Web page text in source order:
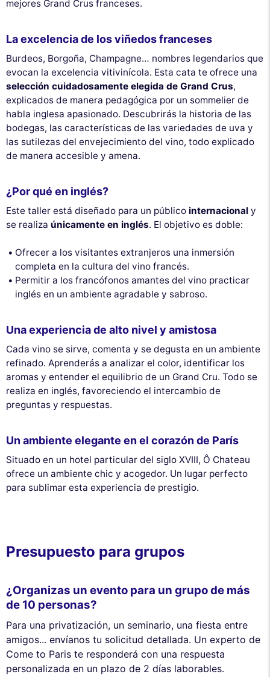
mejores Grand Crus franceses.
La excelencia de los viñedos franceses
Burdeos, Borgoña, Champagne… nombres legendarios que
evocan la excelencia vitivinícola. Esta cata te ofrece una
selección cuidadosamente elegida de Grand Crus,
explicados de manera pedagógica por un sommelier de
habla inglesa apasionado. Descubrirás la historia de las
bodegas, las características de las variedades de uva y
las sutilezas del envejecimiento del vino, todo explicado
de manera accesible y amena.
¿Por qué en inglés?
Este taller está diseñado para un público internacional y
se realiza únicamente en inglés. El objetivo es doble:
Ofrecer a los visitantes extranjeros una inmersión
completa en la cultura del vino francés.
Permitir a los francófonos amantes del vino practicar
inglés en un ambiente agradable y sabroso.
Una experiencia de alto nivel y amistosa
Cada vino se sirve, comenta y se degusta en un ambiente
refinado. Aprenderás a analizar el color, identificar los
aromas y entender el equilibrio de un Grand Cru. Todo se
realiza en inglés, favoreciendo el intercambio de
preguntas y respuestas.
Un ambiente elegante en el corazón de París
Situado en un hotel particular del siglo XVIII, Ô Chateau
ofrece un ambiente chic y acogedor. Un lugar perfecto
para sublimar esta experiencia de prestigio.
Presupuesto para grupos
¿Organizas un evento para un grupo de más
de 10 personas?
Para una privatización, un seminario, una fiesta entre
amigos... envíanos tu solicitud detallada. Un experto de
Come to Paris te responderá con una respuesta
personalizada en un plazo de 2 días laborables.